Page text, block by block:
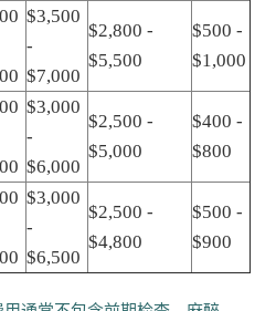
$3,500
-
$7,000
$2,800 -
$5,500
$500 -
$1,000
$3,000
-
$6,000
$2,500 -
$5,000
$400 -
$800
$3,000
-
$6,500
$2,500 -
$4,800
$500 -
$900